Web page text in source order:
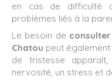
en cas de difficulté
problèmes liés à la
Le besoin de
Chatou peut
de tristesse
nervosité, un stress et